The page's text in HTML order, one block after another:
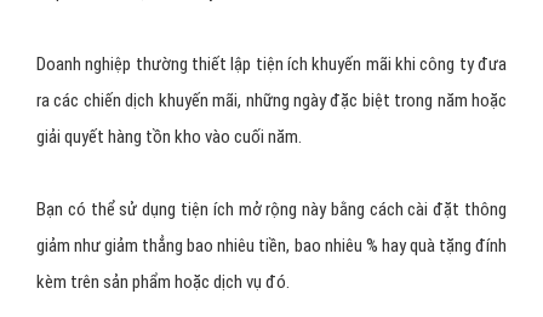
Doanh nghiệp thường thiết lập tiện ích khuyến mãi khi công ty đưa
ra các chiến dịch khuyến mãi, những ngày đặc biệt trong năm hoặc
giải quyết hàng tồn kho vào cuối năm.
Bạn có thể sử dụng tiện ích mở rộng này bằng cách cài đặt thông
giảm như giảm thẳng bao nhiêu tiền, bao nhiêu % hay quà tặng đính
kèm trên sản phẩm hoặc dịch vụ đó.